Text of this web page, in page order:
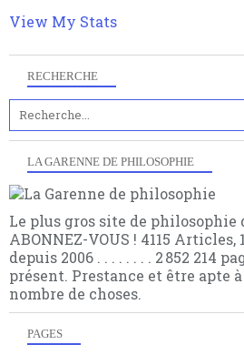
RECHERCHE
LA GARENNE DE PHILOSOPHIE
Le plus gros site de philosophie
ABONNEZ-VOUS ! 4115 Articles,
depuis 2006 . . . . . . . . 2 852 214
présent. Prestance et être apte
nombre de choses.
PAGES
View My Stats